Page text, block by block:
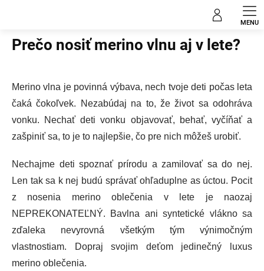
Prečo nosiť merino vlnu aj v lete?
Merino vlna je povinná výbava, nech tvoje deti počas leta
čaká čokoľvek. Nezabúdaj na to, že život sa odohráva
vonku. Nechať deti vonku objavovať, behať, vyčíňať a
zašpiniť sa, to je to najlepšie, čo pre nich môžeš urobiť.
Nechajme deti spoznať prírodu a zamilovať sa do nej.
Len tak sa k nej budú správať ohľaduplne as úctou. Pocit
z nosenia merino oblečenia v lete je naozaj
NEPREKONATEĽNÝ. Bavlna ani syntetické vlákno sa
zďaleka nevyrovná všetkým tým výnimočným
vlastnostiam. Dopraj svojim deťom jedinečný luxus
merino oblečenia.